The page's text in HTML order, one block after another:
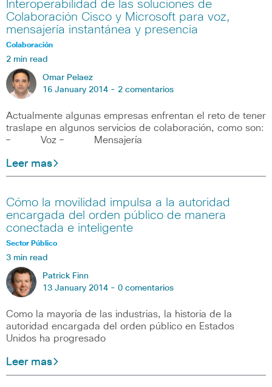
Interoperabilidad de las soluciones de
Colaboración Cisco y Microsoft para voz,
mensajería instantánea y presencia
Colaboración
2 min read
Omar Pelaez
16 January 2014 - 2 comentarios
Actualmente algunas empresas enfrentan el reto de tener
traslape en algunos servicios de colaboración, como son:
– Voz – Mensajería
Leer mas
Cómo la movilidad impulsa a la autoridad
encargada del orden público de manera
conectada e inteligente
Sector Público
3 min read
Patrick Finn
13 January 2014 - 0 comentarios
Como la mayoría de las industrias, la historia de la
autoridad encargada del orden público en Estados
Unidos ha progresado
Leer mas